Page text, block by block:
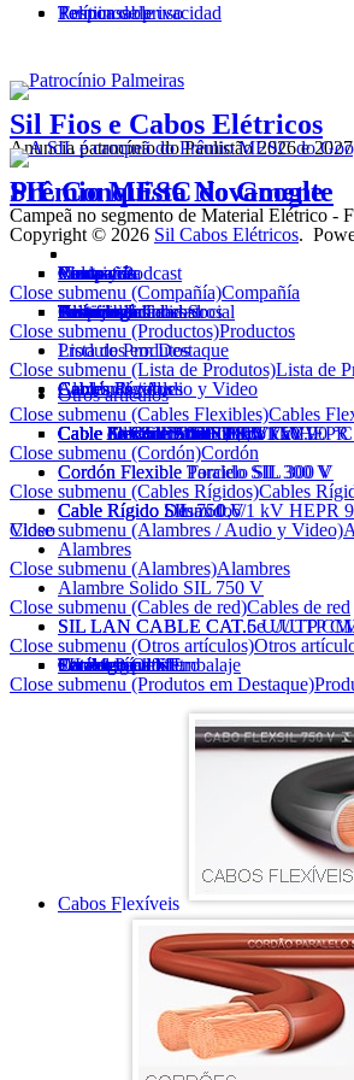
Política de privacidad
Terminos de uso
Responsable
Sil Fios e Cabos Elétricos
Anuncia patrocínio do Paulistão 2026 e 2027
SIL Conquista Novamente
Prêmio MESC do Google
Campeã no segmento de Material Elétrico -
Copyright © 2026 Sil Cabos Elétricos.
Compañía
Productos
Campanãs
Video y Podcast
News
Electricista
Ventas
Contacto
Close submenu (Compañía)Compañía
Historial
Tecnología
Certificados
Homologaciones
Política de Calidad
Premios
Responsabilidad Social
Sostenibilidad
Alianzas
Trabaje con nosostros
Close submenu (Productos)Productos
Lista de Produtos
Produtos em Destaque
Close submenu (Lista de Produtos)Lista de
Cables Flexibles
Cordón
Cables Rígidos
Alambres / Audio y Video
Cables de red
Otros artículos
Close submenu (Cables Flexibles)Cables
Cable FlexSil 750 V
Cable Flexible AtoxSil
Cable Flexible AtoxSil 0,6/1 kV 90 °C
Cable AtoxSil Solar 1,8 kV C.C.
Cable Flexible Silnax 0,6/1 kV HEPR
Cable Silflex PP 500 V
Cable Soldadura SIL 100 V
Cable de Control SIL 1 kV
Cable de Control BFC SIL 1 kV
Cable Flexible AtoxSil Eco 750 V
Close submenu (Cordón)Cordón
Cordón Flexible Paralelo SIL 300 V
Cordón Flexible Torcido SIL 300 V
Close submenu (Cables Rígidos)Cables
Cable Rígido SIL 750 V
Cable Rígido Silnax 0,6/1 kV HEPR
Cable Rígido Desnudo
Close submenu (Alambres / Audio y Video)
Alambres / Audio y Video
Alambres
Close submenu (Alambres)Alambres
Alambre Solido SIL 750 V
Close submenu (Cables de red)Cables de red
SIL LAN CABLE CAT.5e U/UTP
SIL LAN CABLE CAT.6 U/UTP
Close submenu (Otros artículos)Otros
Otros artículos
Carretes
Pocket Pack SIL
SIL Metro a Metro
Tecnología en Embalaje
Catalogo Online
Catálogo pdf
Close submenu (Produtos em Destaque)
Cabos Flexíveis